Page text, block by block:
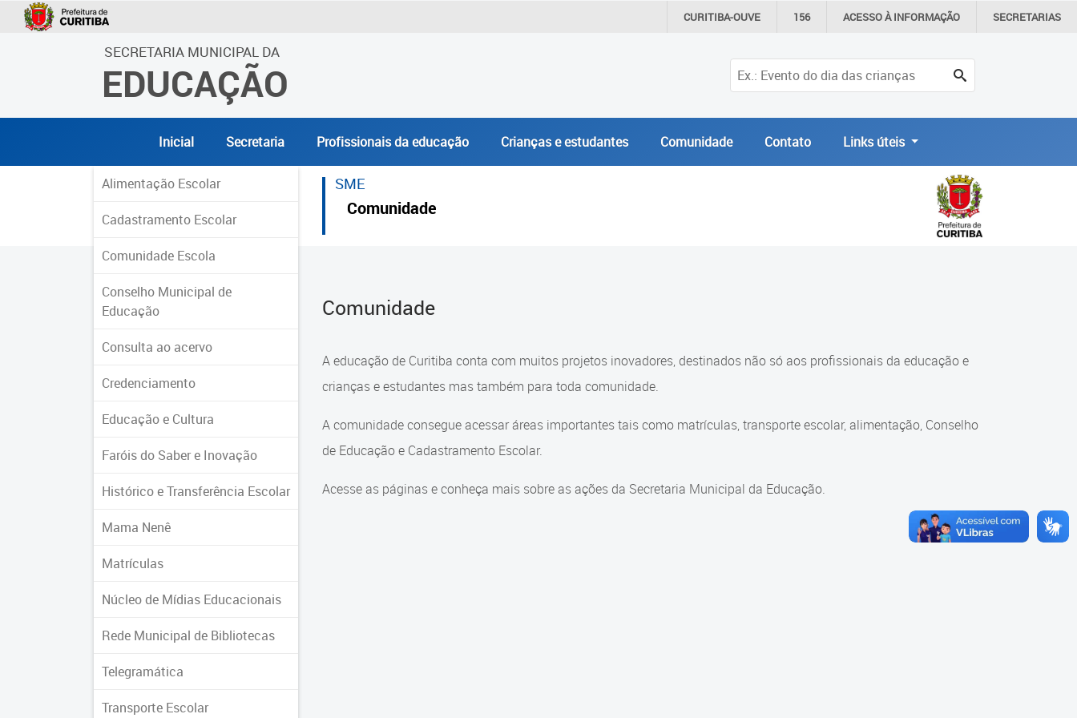
CURITIBA-OUVE 156 ACESSO ÀINFORMAÇÃO SECRETARIAS
SECRETARIA MUNICIPAL DA
EDUCAÇÃO
Inicial Secretaria Profissionais da educação Crianças e estudantes Comunidade Contato Links úteis
Alimentação Escolar
Cadastramento Escolar
Comunidade Escola
Conselho Municipal de
Educação
Consulta ao acervo
Credenciamento
Educação e Cultura
Faróis do Saber e Inovação
Histórico e Transferência Escolar
Mama Nenê
Matrículas
Núcleo de Mídias Educacionais
Rede Municipal de Bibliotecas
Telegramática
Transporte Escolar
SME
Comunidade
Comunidade
A educação de Curitiba conta com muitos projetos inovadores, destinados não só aos profissionais da educação e
crianças e estudantes mas também para toda comunidade.
A comunidade consegue acessar áreas importantes tais como matrículas, transporte escolar, alimentação, Conselho
de Educação e Cadastramento Escolar.
Acesse as páginas e conheça mais sobre as ações da Secretaria Municipal da Educação.